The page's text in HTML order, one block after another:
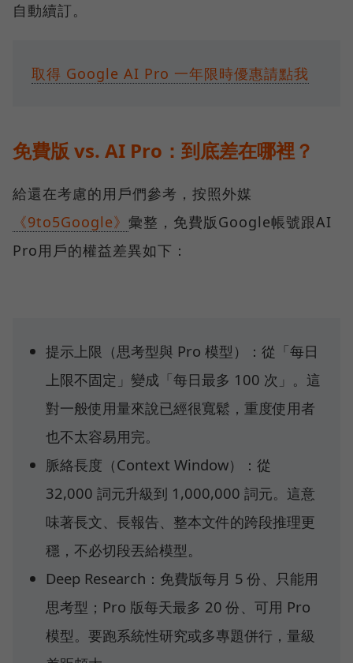
自動續訂。
取得 Google AI Pro 一年限時優惠請點我
免費版 vs. AI Pro：到底差在哪裡？
給還在考慮的用戶們參考，按照外媒
《9to5Google》 彙整，免費版Google帳號跟AI
Pro用戶的權益差異如下：
提示上限（思考型與 Pro 模型）：從「每日
上限不固定」變成「每日最多 100 次」。這
對一般使用量來說已經很寬鬆，重度使用者
也不太容易用完。
脈絡長度（Context Window）：從
32,000 詞元升級到 1,000,000 詞元。這意
味著長文、長報告、整本文件的跨段推理更
穩，不必切段丟給模型。
Deep Research：免費版每月 5 份、只能用
思考型；Pro 版每天最多 20 份、可用 Pro
模型。要跑系統性研究或多專題併行，量級